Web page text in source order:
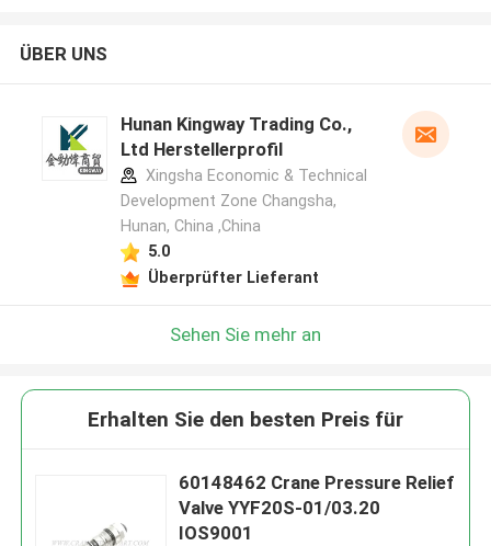
ÜBER UNS
Hunan Kingway Trading Co.,
Ltd Herstellerprofil
Xingsha Economic & Technical
Development Zone Changsha,
Hunan, China ,China
5.0
Überprüfter Lieferant
Sehen Sie mehr an
Erhalten Sie den besten Preis für
60148462 Crane Pressure Relief
Valve YYF20S-01/03.20
IOS9001